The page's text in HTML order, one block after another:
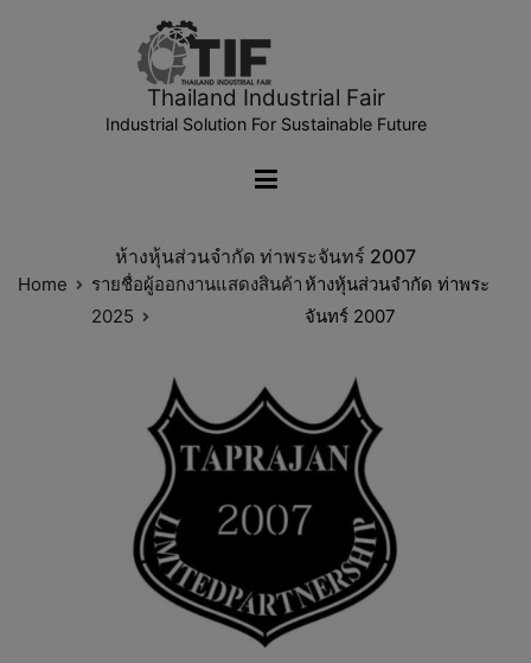
Thailand Industrial Fair
Industrial Solution For Sustainable Future
ห้างหุ้นส่วนจำกัด ท่าพระจันทร์ 2007
Home
รายชื่อผู้ออกงานแสดงสินค้า
2025
ห้างหุ้นส่วนจำกัด ท่าพระ
จันทร์ 2007